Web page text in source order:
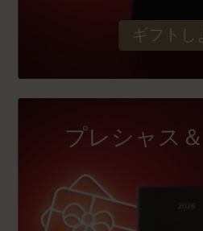
ギフトし
プレシャス